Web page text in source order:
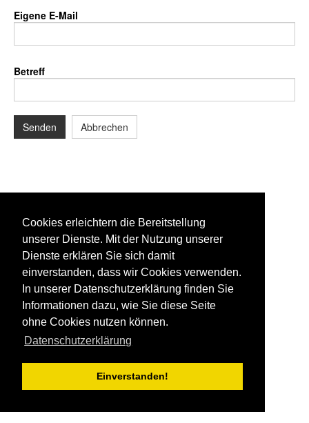
Cookies erleichtern die Bereitstellung
unserer Dienste. Mit der Nutzung unserer
Dienste erklären Sie sich damit
einverstanden, dass wir Cookies verwenden.
In unserer Datenschutzerklärung finden Sie
Informationen dazu, wie Sie diese Seite
ohne Cookies nutzen können.
Datenschutzerklärung
Einverstanden!
Eigene E-Mail
Betreff
Senden Abbrechen